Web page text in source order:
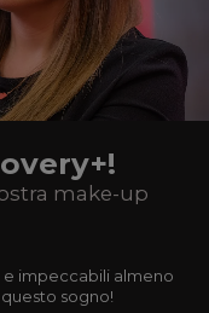
make-up
impeccabili almeno
sogno!